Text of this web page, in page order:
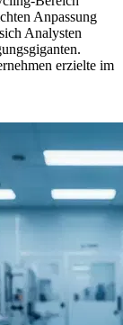
Anpassung
Analysten
erzielte im